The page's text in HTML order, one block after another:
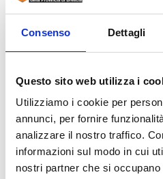
Consenso Dettagli
Questo sito web utilizza i
Utilizziamo i cookie per
annunci, per fornire
analizzare il nostro traffico.
informazioni sul modo in cui
nostri partner che si
Comunicazione
struttura balneare
LEGGI